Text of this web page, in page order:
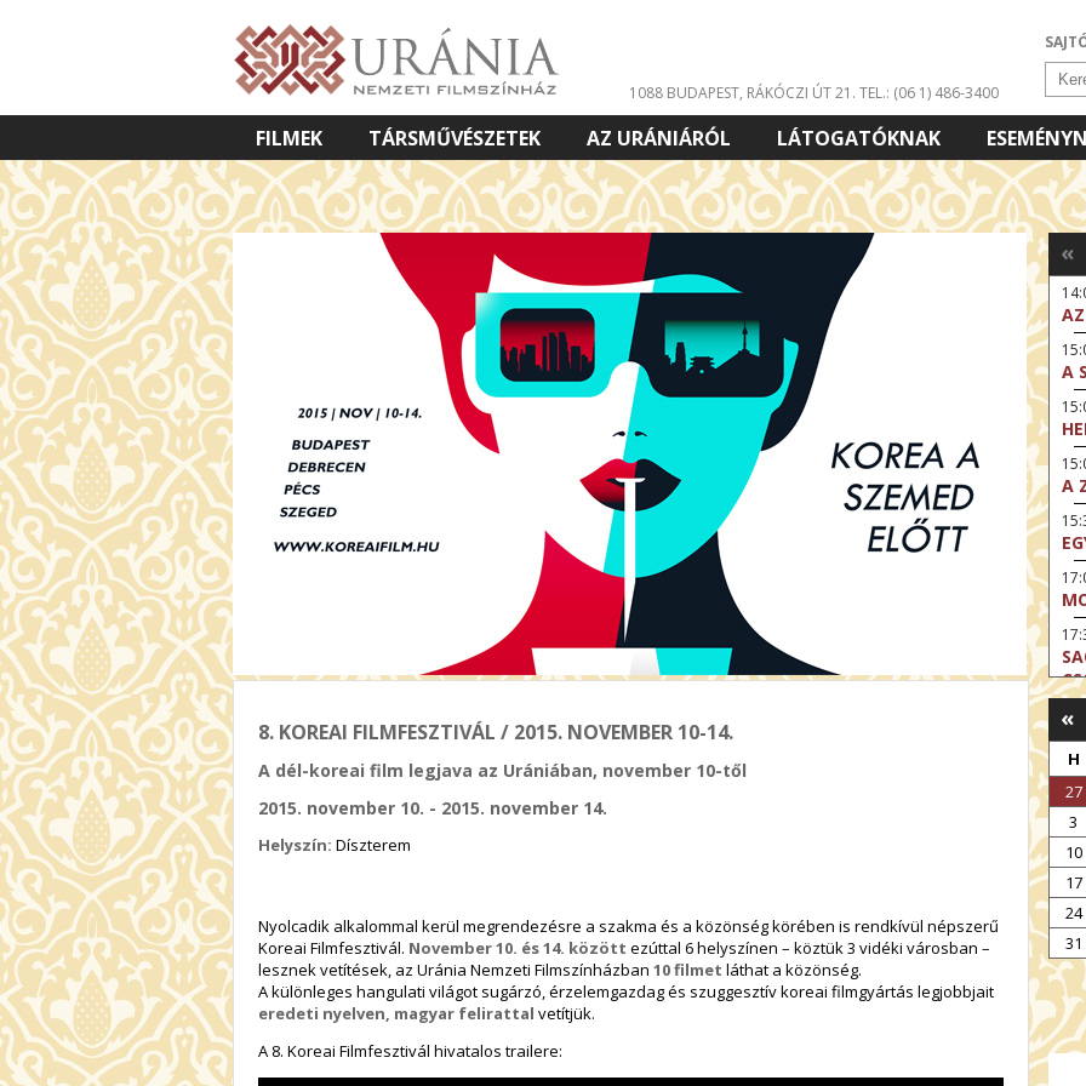
1088 BUDAPEST, RÁKÓCZI ÚT 21. TEL.: (06 1) 486-3400
FILMEK TÁRSMŰVÉSZETEK AZ URÁNIÁRÓL LÁTOGATÓKNAK
VETÍTETT KÉPES ELŐADÁSOK
8. KOREAI FILMFESZTIVÁL / 2015. NOVEMBER 10-14.
A dél-koreai film legjava az Urániában, november 10-től
2015. november 10. - 2015. november 14.
Helyszín: Díszterem
Nyolcadik alkalommal kerül megrendezésre a szakma és a közönség körében is rendkívül népszerű
Koreai Filmfesztivál. November 10. és 14. között ezúttal 6 helyszínen – köztük 3 vidéki városban –
lesznek vetítések, az Uránia Nemzeti Filmszínházban 10 filmet láthat a közönség.
A különleges hangulati világot sugárzó, érzelemgazdag és szuggesztív koreai filmgyártás legjobbjait
eredeti nyelven, magyar felirattal vetítjük.
A 8. Koreai Filmfesztivál hivatalos trailere:
«
A
A
«
H
27
3
10
17
24
31